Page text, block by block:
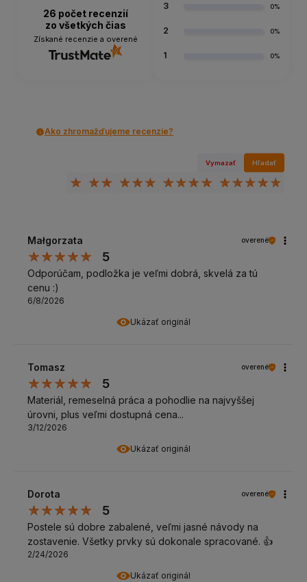
26 počet recenzií
zo všetkých čias
Získané recenzie a overené
3 0%
2 0%
1 0%
Ako zhromažďujeme recenzie?
Vymazať Hľadať
Ukázať originál
Małgorzata overené
5
Odporúčam, podložka je veľmi dobrá, skvelá za tú
cenu :)
6/8/2026
Ukázať originál
Tomasz overené
5
Materiál, remeselná práca a pohodlie na najvyššej
úrovni, plus veľmi dostupná cena...
3/12/2026
Ukázať originál
Dorota overené
5
Postele sú dobre zabalené, veľmi jasné návody na
zostavenie. Všetky prvky sú dokonale spracované. 👍️
2/24/2026